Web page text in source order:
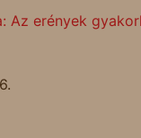
Az erények